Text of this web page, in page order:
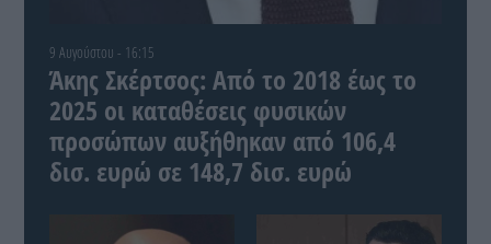
9 Αυγούστου - 16:15
Άκης Σκέρτσος: Από το 2018 έως το
2025 οι καταθέσεις φυσικών
προσώπων αυξήθηκαν από 106,4
δισ. ευρώ σε 148,7 δισ. ευρώ